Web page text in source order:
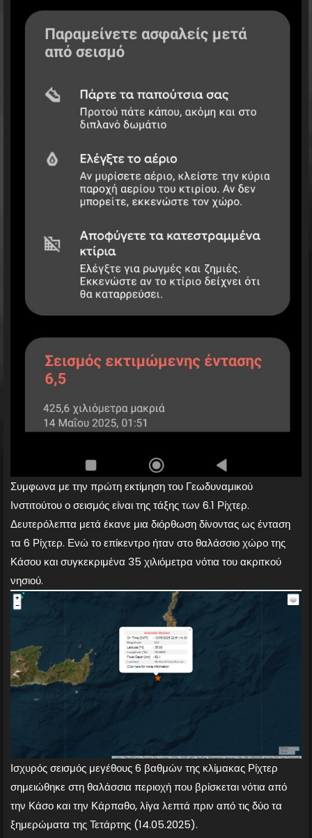
Συμφωνα με την πρώτη εκτίμηση του Γεωδυναμικού
Ινστιτούτου ο σεισμός είναι της τάξης των 6.1 Ρίχτερ.
Δευτερόλεπτα μετά έκανε μια διόρθωση δίνοντας ως ένταση
τα 6 Ρίχτερ. Ενώ το επίκεντρο ήταν στο θαλάσσιο χώρο της
Κάσου και συγκεκριμένα 35 χιλιόμετρα νότια του ακριτκού
νησιού.
Ισχυρός σεισμός μεγέθους 6 βαθμών της κλίμακας Ρίχτερ
σημειώθηκε στη θαλάσσια περιοχή που βρίσκεται νότια από
την Κάσο και την Κάρπαθο, λίγα λεπτά πριν από τις δύο τα
ξημερώματα της Τετάρτης (14.05.2025).